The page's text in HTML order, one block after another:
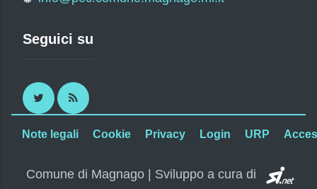
Seguici su
Twitter RSS
Note legali Cookie Privacy Login URP
Comune di Magnago | Sviluppo a cura di